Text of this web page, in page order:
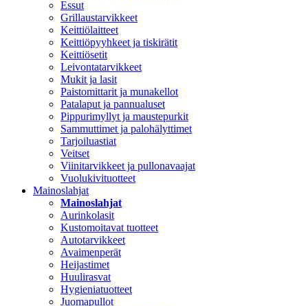
Essut
Grillaustarvikkeet
Keittiölaitteet
Keittiöpyyhkeet ja tiskirätit
Keittiösetit
Leivontatarvikkeet
Mukit ja lasit
Paistomittarit ja munakellot
Patalaput ja pannualuset
Pippurimyllyt ja maustepurkit
Sammuttimet ja palohälyttimet
Tarjoiluastiat
Veitset
Viinitarvikkeet ja pullonavaajat
Vuolukivituotteet
Mainoslahjat
Mainoslahjat
Aurinkolasit
Kustomoitavat tuotteet
Autotarvikkeet
Avaimenperät
Heijastimet
Huulirasvat
Hygieniatuotteet
Juomapullot